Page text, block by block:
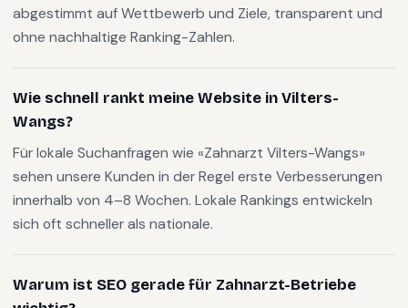
abgestimmt auf Wettbewerb und Ziele, transparent und
ohne nachhaltige Ranking-Zahlen.
Wie schnell rankt meine Website in Vilters-
Wangs?
Für lokale Suchanfragen wie «Zahnarzt Vilters-Wangs»
sehen unsere Kunden in der Regel erste Verbesserungen
innerhalb von 4–8 Wochen. Lokale Rankings entwickeln
sich oft schneller als nationale.
Warum ist SEO gerade für Zahnarzt-Betriebe